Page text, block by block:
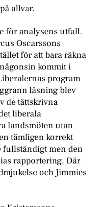
allvar.
för analysens utfall.
Oscarssons
för att bara räkna
kommit i
program
läsning blev
de tättskrivna
liberala
landsmöten utan
tämligen korrekt
fullständigt men den
rapportering. Där
och Jimmies